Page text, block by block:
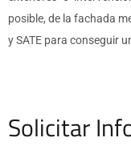
posible, de la fachada
y SATE para conseguir
Solicitar